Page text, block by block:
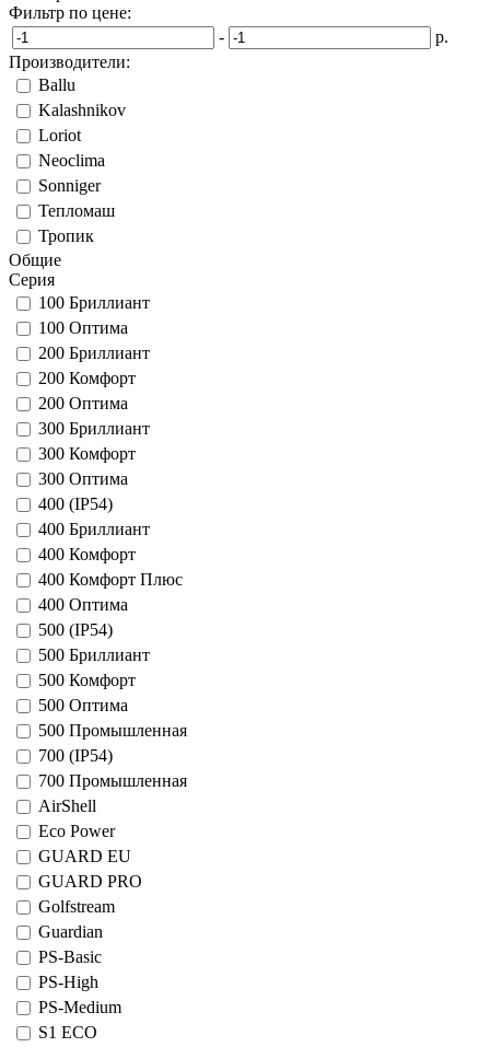
Фильтр по цене:
-
р.
Производители:
Ballu
Kalashnikov
Loriot
Neoclima
Sonniger
Тепломаш
Тропик
Общие
Серия
100 Бриллиант
100 Оптима
200 Бриллиант
200 Комфорт
200 Оптима
300 Бриллиант
300 Комфорт
300 Оптима
400 (IP54)
400 Бриллиант
400 Комфорт
400 Комфорт Плюс
400 Оптима
500 (IP54)
500 Бриллиант
500 Комфорт
500 Оптима
500 Промышленная
700 (IP54)
700 Промышленная
AirShell
Eco Power
GUARD EU
GUARD PRO
Golfstream
Guardian
PS-Basic
PS-High
PS-Medium
S1 ECO